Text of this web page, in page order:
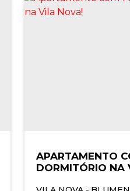
APARTAMENTO
DORMITÓRIO NA